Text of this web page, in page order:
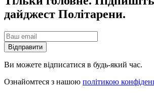
дайджест Політарени.
Відправити
Ви можете відписатися в будь-який час.
Ознайомтеся з нашою політикою